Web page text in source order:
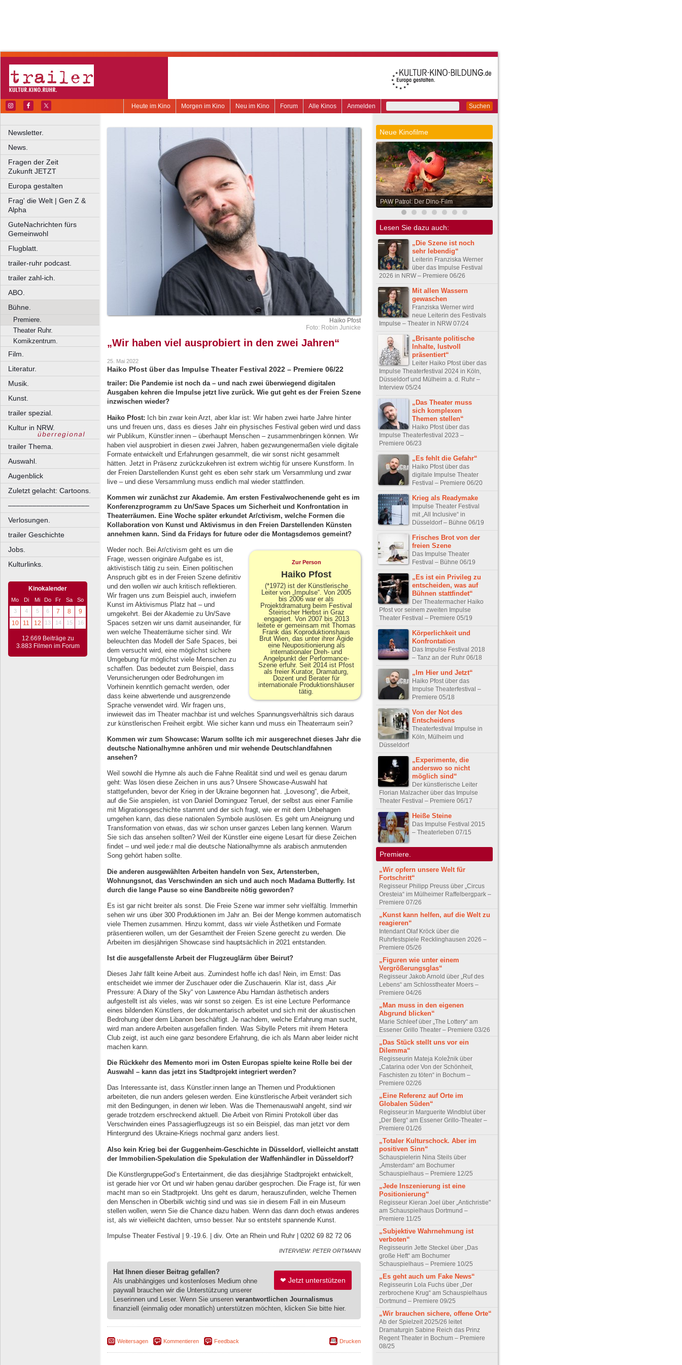
Suchen
Anmelden
Alle Kinos
Forum
Neu im Kino
Morgen im Kino
Heute im Kino
Newsletter.
News.
Fragen der Zeit
Zukunft JETZT
Europa gestalten
Frag' die Welt | Gen Z &
Alpha
GuteNachrichten fürs
Gemeinwohl
Flugblatt.
trailer-ruhr podcast.
trailer zahl-ich.
ABO.
Bühne.
Premiere.
Theater Ruhr.
Komikzentrum.
Film.
Literatur.
Musik.
Kunst.
trailer spezial.
Kultur in NRW.
trailer Thema.
Auswahl.
Augenblick
Zuletzt gelacht: Cartoons.
––––––––––––––––––––
Verlosungen.
trailer Geschichte
Jobs.
Kulturlinks.
Kinokalender
Mo Di Mi Do Fr Sa
So
3
4 5 6 7 8
9
10
11 12 13 14 15 16
12.669 Beiträge zu
3.883 Filmen im Forum
Haiko Pfost
Foto: Robin Junicke
„Wir haben viel ausprobiert in den zwei Jahren“
25. Mai 2022
Haiko Pfost über das Impulse Theater Festival 2022 – Premiere 06/22
trailer: Die Pandemie ist noch da – und nach zwei überwiegend digitalen
Ausgaben kehren die Impulse jetzt live zurück. Wie gut geht es der Freien Szene
inzwischen wieder?
Haiko Pfost: Ich bin zwar kein Arzt, aber klar ist: Wir haben zwei harte Jahre hinter
uns und freuen uns, dass es dieses Jahr ein physisches Festival geben wird und dass
wir Publikum, Künstler:innen – überhaupt Menschen – zusammenbringen können. Wir
haben viel ausprobiert in diesen zwei Jahren, haben gezwungenermaßen viele digitale
Formate entwickelt und Erfahrungen gesammelt, die wir sonst nicht gesammelt
hätten. Jetzt in Präsenz zurückzukehren ist extrem wichtig für unsere Kunstform. In
der Freien Darstellenden Kunst geht es eben sehr stark um Versammlung und zwar
live – und diese Versammlung muss endlich mal wieder stattfinden.
Kommen wir zunächst zur Akademie. Am ersten Festivalwochenende geht es im
Konferenzprogramm zu Un/Save Spaces um Sicherheit und Konfrontation in
Theaterräumen. Eine Woche später erkundet Ar/ctivism, welche Formen die
Kollaboration von Kunst und Aktivismus in den Freien Darstellenden Künsten
annehmen kann. Sind da Fridays for future oder die Montagsdemos gemeint?
Zur Person
Haiko Pfost
(*1972) ist der Künstlerische
Leiter von „Impulse“. Von 2005
bis 2006 war er als
Projektdramaturg beim Festival
Steirischer Herbst in Graz
engagiert. Von 2007 bis 2013
leitete er gemeinsam mit Thomas
Frank das Koproduktionshaus
Brut Wien, das unter ihrer Ägide
eine Neupositionierung als
internationaler Dreh- und
Angelpunkt der Performance-
Szene erfuhr. Seit 2014 ist Pfost
als freier Kurator, Dramaturg,
Dozent und Berater für
internationale Produktionshäuser
tätig.
Weder noch. Bei Ar/ctivism geht es um die
Frage, wessen originäre Aufgabe es ist,
aktivistisch tätig zu sein. Einen politischen
Anspruch gibt es in der Freien Szene definitiv
und den wollen wir auch kritisch reflektieren.
Wir fragen uns zum Beispiel auch, inwiefern
Kunst im Aktivismus Platz hat – und
umgekehrt. Bei der Akademie zu Un/Save
Spaces setzen wir uns damit auseinander, für
wen welche Theaterräume sicher sind. Wir
beleuchten das Modell der Safe Spaces, bei
dem versucht wird, eine möglichst sichere
Umgebung für möglichst viele Menschen zu
schaffen. Das bedeutet zum Beispiel, dass
Verunsicherungen oder Bedrohungen im
Vorhinein kenntlich gemacht werden, oder
dass keine abwertende und ausgrenzende
Sprache verwendet wird. Wir fragen uns,
inwieweit das im Theater machbar ist und welches Spannungsverhältnis sich daraus
zur künstlerischen Freiheit ergibt. Wie sicher kann und muss ein Theaterraum sein?
Kommen wir zum Showcase: Warum sollte ich mir ausgerechnet dieses Jahr die
deutsche Nationalhymne anhören und mir wehende Deutschlandfahnen
ansehen?
Weil sowohl die Hymne als auch die Fahne Realität sind und weil es genau darum
geht: Was lösen diese Zeichen in uns aus? Unsere Showcase-Auswahl hat
stattgefunden, bevor der Krieg in der Ukraine begonnen hat. „Lovesong“, die Arbeit,
auf die Sie anspielen, ist von Daniel Dominguez Teruel, der selbst aus einer Familie
mit Migrationsgeschichte stammt und der sich fragt, wie er mit dem Unbehagen
umgehen kann, das diese nationalen Symbole auslösen. Es geht um Aneignung und
Transformation von etwas, das wir schon unser ganzes Leben lang kennen. Warum
Sie sich das ansehen sollten? Weil der Künstler eine eigene Lesart für diese Zeichen
findet – und weil jede:r mal die deutsche Nationalhymne als arabisch anmutenden
Song gehört haben sollte.
Die anderen ausgewählten Arbeiten handeln von Sex, Artensterben,
Wohnungsnot, das Verschwinden an sich und auch noch Madama Butterfly. Ist
durch die lange Pause so eine Bandbreite nötig geworden?
Es ist gar nicht breiter als sonst. Die Freie Szene war immer sehr vielfältig. Immerhin
sehen wir uns über 300 Produktionen im Jahr an. Bei der Menge kommen automatisch
viele Themen zusammen. Hinzu kommt, dass wir viele Ästhetiken und Formate
präsentieren wollen, um der Gesamtheit der Freien Szene gerecht zu werden. Die
Arbeiten im diesjährigen Showcase sind hauptsächlich in 2021 entstanden.
Ist die ausgefallenste Arbeit der Flugzeuglärm über Beirut?
Dieses Jahr fällt keine Arbeit aus. Zumindest hoffe ich das! Nein, im Ernst: Das
entscheidet wie immer der Zuschauer oder die Zuschauerin. Klar ist, dass „Air
Pressure: A Diary of the Sky“ von Lawrence Abu Hamdan ästhetisch anders
aufgestellt ist als vieles, was wir sonst so zeigen. Es ist eine Lecture Performance
eines bildenden Künstlers, der dokumentarisch arbeitet und sich mit der akustischen
Bedrohung über dem Libanon beschäftigt. Je nachdem, welche Erfahrung man sucht,
wird man andere Arbeiten ausgefallen finden. Was Sibylle Peters mit ihrem Hetera
Club zeigt, ist auch eine ganz besondere Erfahrung, die ich als Mann aber leider nicht
machen kann.
Die Rückkehr des Memento mori im Osten Europas spielte keine Rolle bei der
Auswahl – kann das jetzt ins Stadtprojekt integriert werden?
Das Interessante ist, dass Künstler:innen lange an Themen und Produktionen
arbeiteten, die nun anders gelesen werden. Eine künstlerische Arbeit verändert sich
mit den Bedingungen, in denen wir leben. Was die Themenauswahl angeht, sind wir
gerade trotzdem erschreckend aktuell. Die Arbeit von Rimini Protokoll über das
Verschwinden eines Passagierflugzeugs ist so ein Beispiel, das man jetzt vor dem
Hintergrund des Ukraine-Kriegs nochmal ganz anders liest.
Also kein Krieg bei der Guggenheim-Geschichte in Düsseldorf, vielleicht anstatt
der Immobilien-Spekulation die Spekulation der Waffenhändler in Düsseldorf?
Die KünstlergruppeGod‘s Entertainment, die das diesjährige Stadtprojekt entwickelt,
ist gerade hier vor Ort und wir haben genau darüber gesprochen. Die Frage ist, für wen
macht man so ein Stadtprojekt. Uns geht es darum, herauszufinden, welche Themen
den Menschen in Oberbilk wichtig sind und was sie in diesem Fall in ein Museum
stellen wollen, wenn Sie die Chance dazu haben. Wenn das dann doch etwas anderes
ist, als wir vielleicht dachten, umso besser. Nur so entsteht spannende Kunst.
Impulse Theater Festival | 9.-19.6. | div. Orte an Rhein und Ruhr | 0202 69 82 72 06
INTERVIEW: PETER ORTMANN
❤ Jetzt unterstützen
Hat Ihnen dieser Beitrag gefallen?
Als unabhängiges und kostenloses Medium ohne
paywall brauchen wir die Unterstützung unserer
Leserinnen und Leser. Wenn Sie unseren verantwortlichen Journalismus
finanziell (einmalig oder monatlich) unterstützen möchten, klicken Sie bitte hier.
Weitersagen Kommentieren Feedback Drucken
Neue Kinofilme
PAW Patrol: Der Dino-Film
Lesen Sie dazu auch:
„Die Szene ist noch
sehr lebendig“
Leiterin Franziska Werner
über das Impulse Festival
2026 in NRW – Premiere 06/26
Mit allen Wassern
gewaschen
Franziska Werner wird
neue Leiterin des Festivals
Impulse – Theater in NRW 07/24
„Brisante politische
Inhalte, lustvoll
präsentiert“
Leiter Haiko Pfost über das
Impulse Theaterfestival 2024 in Köln,
Düsseldorf und Mülheim a. d. Ruhr –
Interview 05/24
„Das Theater muss
sich komplexen
Themen stellen“
Haiko Pfost über das
Impulse Theaterfestival 2023 –
Premiere 06/23
„Es fehlt die Gefahr“
Haiko Pfost über das
digitale Impulse Theater
Festival – Premiere 06/20
Krieg als Readymake
Impulse Theater Festival
mit „All Inclusive“ in
Düsseldorf – Bühne 06/19
Frisches Brot von der
freien Szene
Das Impulse Theater
Festival – Bühne 06/19
„Es ist ein Privileg zu
entscheiden, was auf
Bühnen stattfindet“
Der Theatermacher Haiko
Pfost vor seinem zweiten Impulse
Theater Festival – Premiere 05/19
Körperlichkeit und
Konfrontation
Das Impulse Festival 2018
– Tanz an der Ruhr 06/18
„Im Hier und Jetzt“
Haiko Pfost über das
Impulse Theaterfestival –
Premiere 05/18
Von der Not des
Entscheidens
Theaterfestival Impulse in
Köln, Mülheim und
Düsseldorf
„Experimente, die
anderswo so nicht
möglich sind“
Der künstlerische Leiter
Florian Malzacher über das Impulse
Theater Festival – Premiere 06/17
Heiße Steine
Das Impulse Festival 2015
– Theaterleben 07/15
Premiere.
„Wir opfern unsere Welt für
Fortschritt“
Regisseur Philipp Preuss über „Circus
Oresteia“ im Mülheimer Raffelbergpark –
Premiere 07/26
„Kunst kann helfen, auf die Welt zu
reagieren“
Intendant Olaf Kröck über die
Ruhrfestspiele Recklinghausen 2026 –
Premiere 05/26
„Figuren wie unter einem
Vergrößerungsglas“
Regisseur Jakob Arnold über „Ruf des
Lebens“ am Schlosstheater Moers –
Premiere 04/26
„Man muss in den eigenen
Abgrund blicken“
Marie Schleef über „The Lottery“ am
Essener Grillo Theater – Premiere 03/26
„Das Stück stellt uns vor ein
Dilemma“
Regisseurin Mateja Koležnik über
„Catarina oder Von der Schönheit,
Faschisten zu töten“ in Bochum –
Premiere 02/26
„Eine Referenz auf Orte im
Globalen Süden“
Regisseur:in Marguerite Windblut über
„Der Berg“ am Essener Grillo-Theater –
Premiere 01/26
„Totaler Kulturschock. Aber im
positiven Sinn“
Schauspielerin Nina Steils über
„Amsterdam“ am Bochumer
Schauspielhaus – Premiere 12/25
„Jede Inszenierung ist eine
Positionierung“
Regisseur Kieran Joel über „Antichristie"
am Schauspielhaus Dortmund –
Premiere 11/25
„Subjektive Wahrnehmung ist
verboten“
Regisseurin Jette Steckel über „Das
große Heft“ am Bochumer
Schauspielhaus – Premiere 10/25
„Es geht auch um Fake News“
Regisseurin Lola Fuchs über „Der
zerbrochene Krug“ am Schauspielhaus
Dortmund – Premiere 09/25
„Wir brauchen sichere, offene Orte“
Ab der Spielzeit 2025/26 leitet
Dramaturgin Sabine Reich das Prinz
Regent Theater in Bochum – Premiere
08/25